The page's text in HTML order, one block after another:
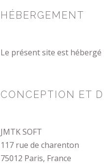
HÉBERGEMENT
Le présent site est hébergé
CONCEPTION ET
JMTK SOFT
117 rue de charenton
75012 Paris, France